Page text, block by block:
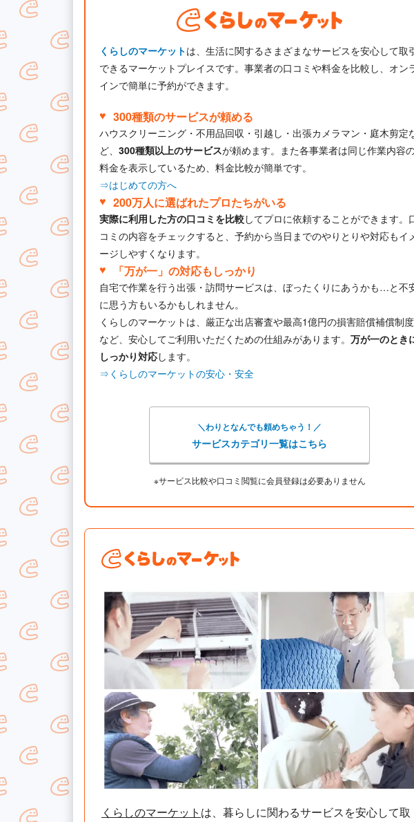
くらしのマーケットは、生活に関するさまざまなサービスを安心して取
できるマーケットプレイスです。事業者の口コミや料金を比較し、オン
インで簡単に予約ができます。
300種類のサービスが頼める
ハウスクリーニング・不用品回収・引越し・出張カメラマン・庭木剪定
ど、 300種類以上のサービスが頼めます。また各事業者は同じ作業内容
料金を表示しているため、料金比較が簡単です。
⇒はじめての方へ
200万人に選ばれたプロたちがいる
実際に利用した方の口コミを比較してプロに依頼することができます。
コミの内容をチェックすると、予約から当日までのやりとりや対応もイ
ージしやすくなります。
「万が一」の対応もしっかり
自宅で作業を行う出張・訪問サービスは、ぼったくりにあうかも…と不
に思う方もいるかもしれません。
くらしのマーケットは、厳正な出店審査や最高1億円の損害賠償補償制度
など、安心してご利用いただくための仕組みがあります。 万が一のとき
しっかり対応します。
⇒くらしのマーケットの安心・安全
＼わりとなんでも頼めちゃう！／
サービスカテゴリ一覧はこちら
※サービス比較や口コミ閲覧に会員登録は必要ありません
くらしのマーケット は、暮らしに関わるサービスを安心して取